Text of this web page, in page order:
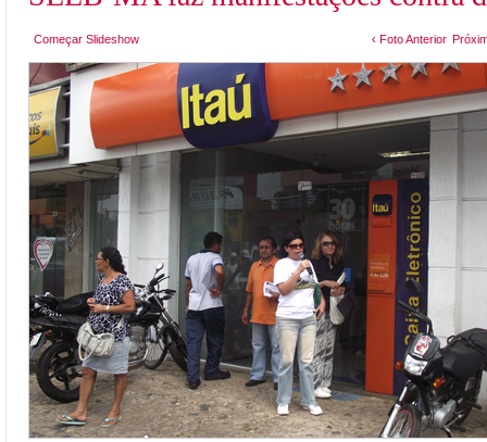
Começar Slideshow ‹ Foto Anterior